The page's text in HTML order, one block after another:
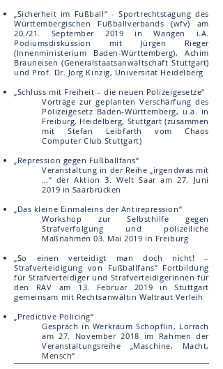
„Sicherheit im Fußball“ - Sportrechtstagung des
Württembergischen Fußballverbands (wfv) am
20./21. September 2019 in Wangen i.A.
Podiumsdiskussion mit Jürgen Rieger
(Innenministerium Baden-Württemberg), Achim
Brauneisen (Generalstaatsanwaltschaft Stuttgart)
und Prof. Dr. Jörg Kinzig, Universität Heidelberg
„Schluss mit Freiheit – die neuen Polizeigesetze“
Vorträge zur geplanten Verschärfung des
Polizeigesetz Baden-Württemberg, u.a. in
Freiburg, Heidelberg, Stuttgart (zusammen
mit Stefan Leibfarth vom Chaos
Computer Club Stuttgart)
„Repression gegen Fußballfans“
Veranstaltung in der Reihe „irgendwas mit
…“ der Aktion 3. Welt Saar am 27. Juni
2019 in Saarbrücken
„Das kleine Einmaleins der Antirepression“
Workshop zur Selbsthilfe gegen
Strafverfolgung und polizeiliche
Maßnahmen 03. Mai 2019 in Freiburg
„So einen verteidigt man doch nicht! –
Strafverteidigung von Fußballfans“ Fortbildung
für Strafverteidiger und Strafverteidigerinnen für
den RAV am 13. Februar 2019 in
Stuttgart
gemeinsam mit Rechtsanwältin Waltraut Verleih
„Predictive Policing“
Gespräch in Werkraum Schöpflin, Lörrach
am 27. November 2018 im Rahmen der
Veranstaltungsreihe „Maschine, Macht,
Mensch“